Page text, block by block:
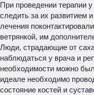
При проведении терапии
следить за их развитием
лечения
ветрянкой, им
Люди, страдающие от
наблюдаться у врача и
необходимости можно
идеале необходимо
состояние костей и